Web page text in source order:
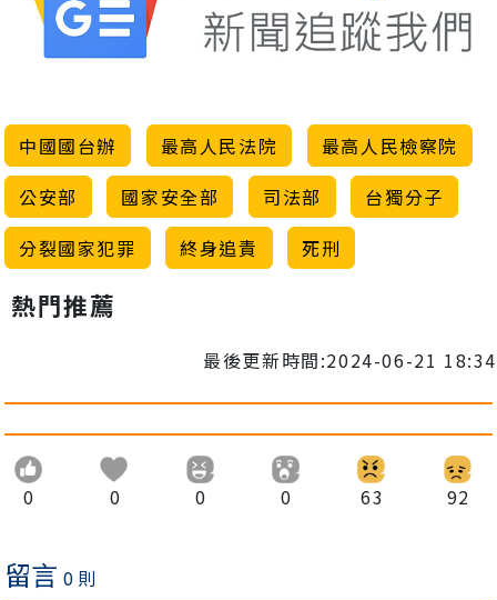
中國國台辦 最高人民法院
最高人民檢察院
公安部
國家安全部 司法部
台獨分子
分裂國家犯罪
終身追責 死刑
熱門推薦
最後更新時間:2024-06-21 18:34
0 0 0 0 63 92